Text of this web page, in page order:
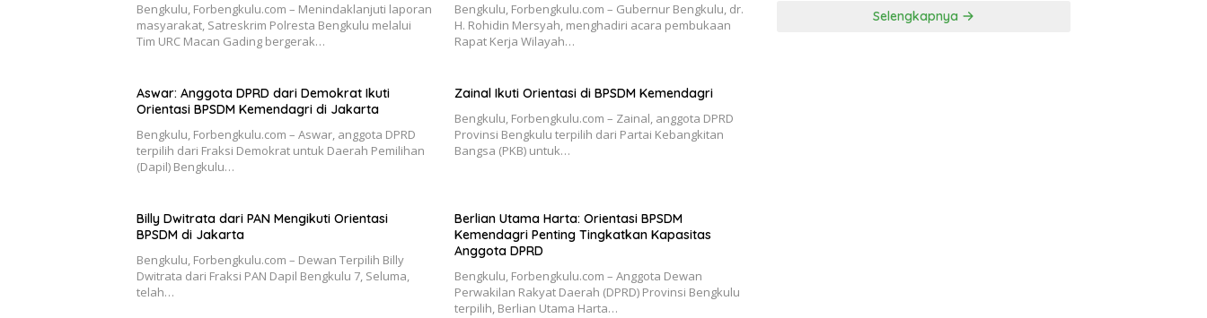
‎Bengkulu, Forbengkulu.com – Menindaklanjuti laporan
masyarakat, Satreskrim Polresta Bengkulu melalui
Tim URC Macan Gading bergerak…
Bengkulu, Forbengkulu.com – Gubernur Bengkulu, dr.
H. Rohidin Mersyah, menghadiri acara pembukaan
Rapat Kerja Wilayah…
Aswar: Anggota DPRD dari Demokrat Ikuti
Orientasi BPSDM Kemendagri di Jakarta
Bengkulu, Forbengkulu.com – Aswar, anggota DPRD
terpilih dari Fraksi Demokrat untuk Daerah Pemilihan
(Dapil) Bengkulu…
Zainal Ikuti Orientasi di BPSDM Kemendagri
Bengkulu, Forbengkulu.com – Zainal, anggota DPRD
Provinsi Bengkulu terpilih dari Partai Kebangkitan
Bangsa (PKB) untuk…
Billy Dwitrata dari PAN Mengikuti Orientasi
BPSDM di Jakarta
Bengkulu, Forbengkulu.com – Dewan Terpilih Billy
Dwitrata dari Fraksi PAN Dapil Bengkulu 7, Seluma,
telah…
Berlian Utama Harta: Orientasi BPSDM
Kemendagri Penting Tingkatkan Kapasitas
Anggota DPRD
Bengkulu, Forbengkulu.com – Anggota Dewan
Perwakilan Rakyat Daerah (DPRD) Provinsi Bengkulu
terpilih, Berlian Utama Harta…
Selengkapnya